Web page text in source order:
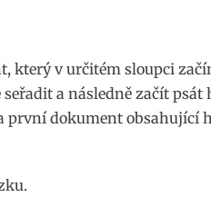
který v určitém sloupci
a následně začít psát
první dokument obsahující